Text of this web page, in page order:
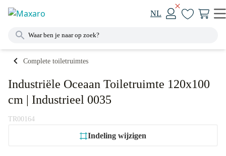
NL
Complete toiletruimtes
Industriële Oceaan Toiletruimte 120x100
cm | Industrieel 0035
TR00164
Indeling wijzigen